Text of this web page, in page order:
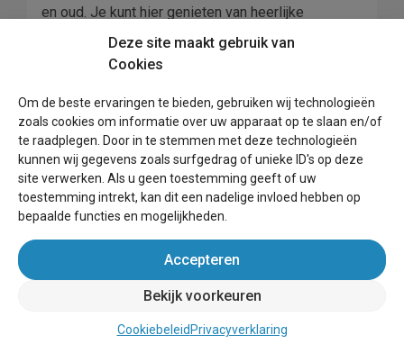
en oud. Je kunt hier genieten van heerlijke
stranddagen, maar ook van allerlei leuke uitjes in
de buurt. Zo kies je voor een onvergetelijke
vakantiehuizen aan de Belgische kust boek je
gemakkelijk en snel bij Wereldvakantiehuis.
Vakantie aan zee
De Belgische kust is de perfecte bestemming
voor vakantiegangers die een afwisselende
vakantie willen beleven met tal van activiteiten en
attracties. De kustlijn strekt zich uit van
aan de Franse grens tot Knokke-Heist aan de
Nederlandse grens, waardoor het ideaal is voor
wie in één reis twee landen wil verkennen.
Deze site maakt gebruik van
Cookies
Om de beste ervaringen te bieden, gebruiken wij technologieën
zoals cookies om informatie over uw apparaat op te slaan en/of
te raadplegen. Door in te stemmen met deze technologieën
kunnen wij gegevens zoals surfgedrag of unieke ID's op deze
site verwerken. Als u geen toestemming geeft of uw
toestemming intrekt, kan dit een nadelige invloed hebben op
bepaalde functies en mogelijkheden.
Accepteren
Bekijk voorkeuren
Cookiebeleid Privacyverklaring